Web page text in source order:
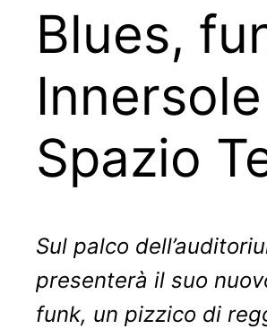
Blues,
Spazio
Sul palco
presenterà il suo
funk, un pizzico di